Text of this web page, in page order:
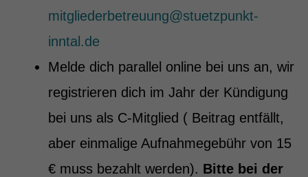
mitgliederbetreuung@stuetzpunkt-
inntal.de
Melde dich parallel online bei uns an, wir
registrieren dich im Jahr der Kündigung
bei uns als C-Mitglied ( Beitrag entfällt,
aber einmalige Aufnahmegebühr von 15
€ muss bezahlt werden). Bitte bei der